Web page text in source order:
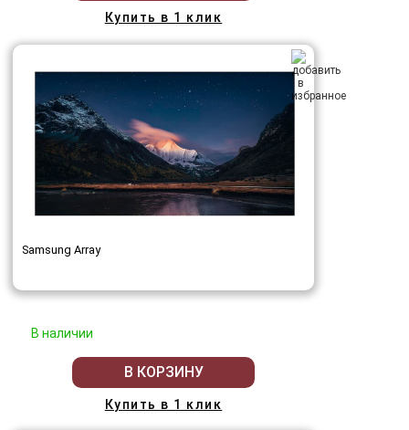
Купить в 1 клик
Samsung Array
В наличии
В КОРЗИНУ
Купить в 1 клик